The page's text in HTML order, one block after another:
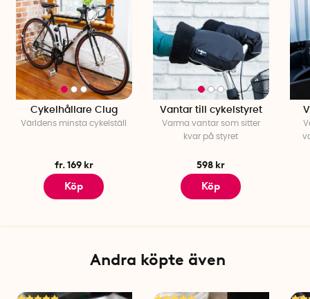
Cykelhållare Clug
Världens minsta cykelställ
fr. 169 kr
Köp
Vantar till cykelstyret
Varma vantar som sitter
kvar på styret
598 kr
Köp
Andra köpte även